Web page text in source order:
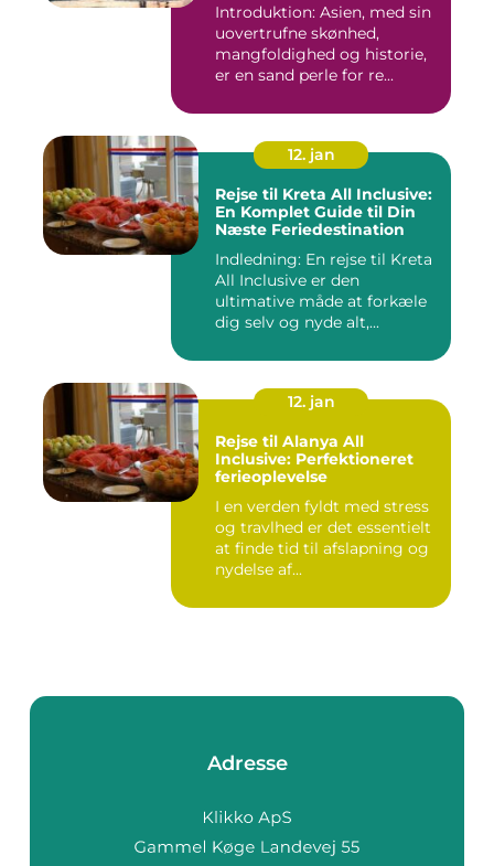
Introduktion: Asien, med sin
uovertrufne skønhed,
mangfoldighed og historie,
er en sand perle for re...
12. jan
Rejse til Kreta All Inclusive:
En Komplet Guide til Din
Næste Feriedestination
Indledning: En rejse til Kreta
All Inclusive er den
ultimative måde at forkæle
dig selv og nyde alt,...
12. jan
Rejse til Alanya All
Inclusive: Perfektioneret
ferieoplevelse
I en verden fyldt med stress
og travlhed er det essentielt
at finde tid til afslapning og
nydelse af...
Adresse